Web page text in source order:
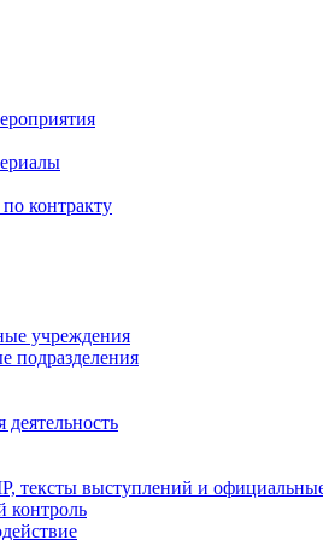
контракту
учреждения
подразделения
тексты выступлений и